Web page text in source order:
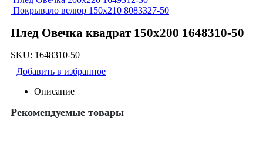
Покрывало велюр 150х210 8083327-50
Плед Овечка квадрат 150х200 1648310-50
SKU: 1648310-50
Добавить в избранное
Описание
Рекомендуемые товары